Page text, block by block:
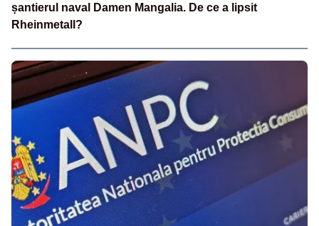
șantierul naval Damen Mangalia. De ce a lipsit
Rheinmetall?